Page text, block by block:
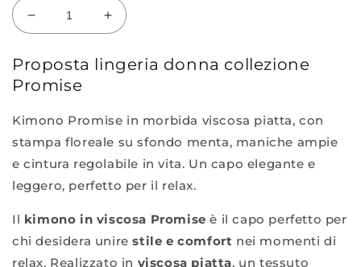
Diminuisci
quantità
Vestaglia
19034
Aumenta
quantità
Vestaglia
Proposta lingeria donna collezione
Promise
Kimono Promise in morbida viscosa piatta, con
stampa floreale su sfondo menta, maniche ampie
e cintura regolabile in vita. Un capo elegante e
leggero, perfetto per il relax.
Il kimono in viscosa Promise è il capo perfetto per
chi desidera unirestile e comfort nei momenti di
relax. Realizzato in viscosa piatta, un tessuto